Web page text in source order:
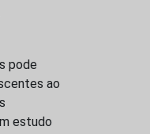
pode
ao
estudo